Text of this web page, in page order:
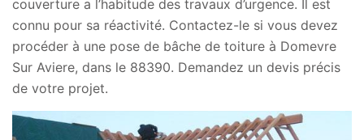
couverture a l’habitude des travaux d’urgence. Il est
connu pour sa réactivité. Contactez-le si vous devez
procéder à une pose de bâche de toiture à Domevre
Sur Aviere, dans le 88390. Demandez un devis précis
de votre projet.